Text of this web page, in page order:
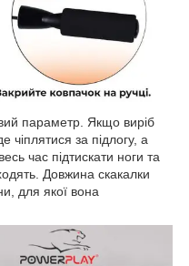
параметр. Якщо виріб
чіплятися за підлогу, а
час підтискати ноги та
Довжина скакалки
для якої вона